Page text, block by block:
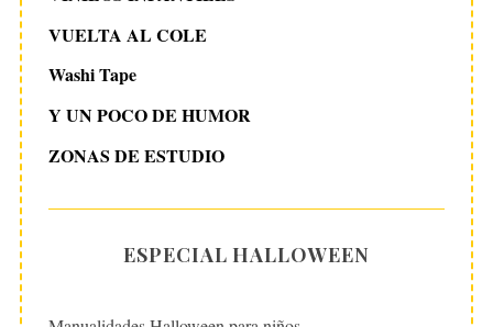
VUELTA AL COLE
Washi Tape
Y UN POCO DE HUMOR
ZONAS DE ESTUDIO
ESPECIAL HALLOWEEN